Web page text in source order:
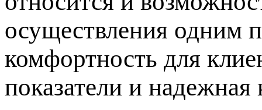
осуществления одним
комфортность для
показатели и надежная